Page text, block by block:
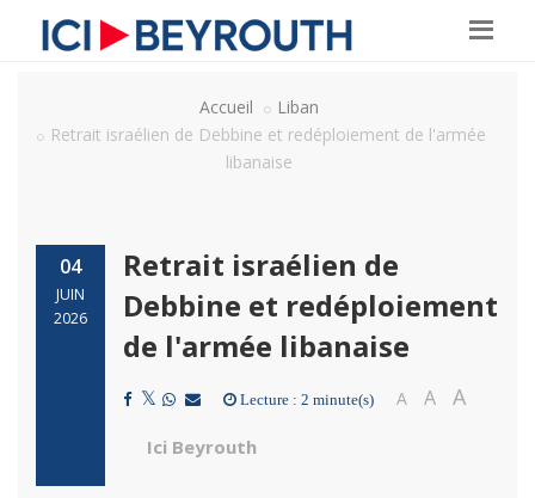
Accueil
Liban
Retrait israélien de Debbine et redéploiement de l'armée
libanaise
04
JUIN
2026
Retrait israélien de
Debbine et redéploiement
de l'armée libanaise
Lecture : 2 minute(s) A A A
Ici Beyrouth